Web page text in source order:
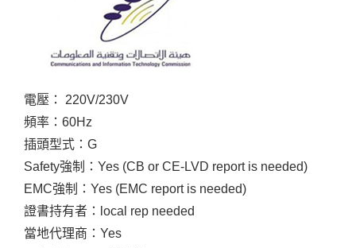
電壓： 220V/230V
頻率：60Hz
插頭型式：G
Safety強制：Yes (CB or CE-LVD report is needed)
EMC強制：Yes (EMC report is needed)
證書持有者：local rep needed
當地代理商：Yes